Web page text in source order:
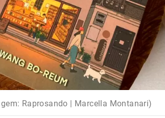
Raprosando | Marcella Montanari)